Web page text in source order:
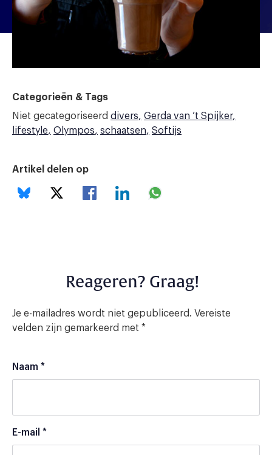
Categorieën & Tags
Niet gecategoriseerd divers
Gerda van ’t Spijker
lifestyle
Olympos schaatsen Softijs
Artikel delen op
Reageren? Graag!
Je e-mailadres wordt niet gepubliceerd. Vereiste
velden zijn gemarkeerd met *
Naam *
E-mail *